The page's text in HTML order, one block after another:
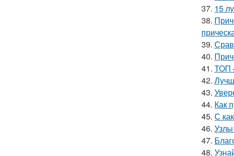
37. 15
38.
39.
40.
41. ТОП
42.
43.
44. Как
45. С
46.
47.
48.